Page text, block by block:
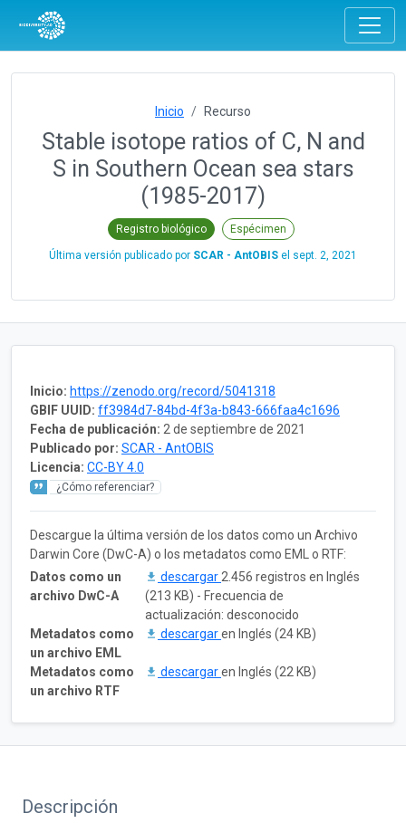
Inicio Recurso
Stable isotope ratios of C, N and
S in Southern Ocean sea stars
(1985-2017)
Registro biológico Espécimen
Última versión publicado por SCAR - AntOBIS el sept. 2, 2021
Inicio: https://zenodo.org/record/5041318
GBIF UUID: ff3984d7-84bd-4f3a-b843-666faa4c1696
Fecha de publicación: 2 de septiembre de 2021
Publicado por: SCAR - AntOBIS
Licencia: CC-BY 4.0
¿Cómo referenciar?
Descargue la última versión de los datos como un Archivo
Darwin Core (DwC-A) o los metadatos como EML o RTF:
Datos como un
archivo DwC-A
descargar 2.456 registros en Inglés
(213 KB) - Frecuencia de
actualización: desconocido
Metadatos como
un archivo EML
descargaren Inglés (24 KB)
Metadatos como
un archivo RTF
descargaren Inglés (22 KB)
Descripción